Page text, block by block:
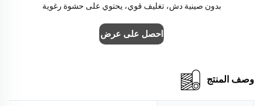
بدون صينية دش، تغليف قوي، يحتوي على حشوة رغوية
احصل على عرض سعر
وصف المنتج